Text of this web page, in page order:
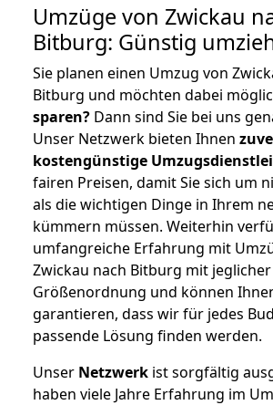
Umzüge von Zwickau
Bitburg: Günstig
Sie planen einen Umzug von
Bitburg und möchten dabei
sparen? Dann sind Sie bei uns
Unser Netzwerk bieten Ihnen
kostengünstige
fairen Preisen, damit Sie sich um
als die wichtigen Dinge in Ihrem
kümmern müssen. Weiterhin
umfangreiche Erfahrung mit
Zwickau nach Bitburg mit jeglicher
Größenordnung und können
garantieren, dass wir für jedes
passende Lösung finden werden.
Unser Netzwerk ist sorgfältig
haben viele Jahre Erfahrung im